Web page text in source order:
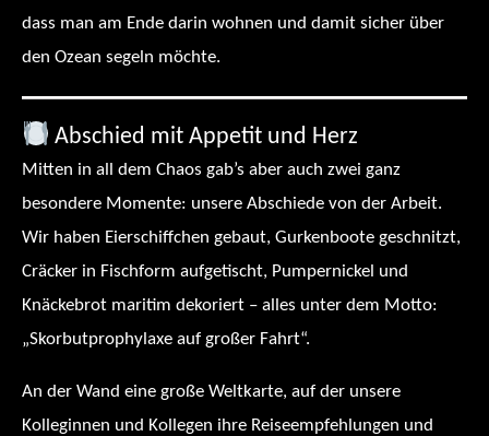
dass man am Ende darin wohnen und damit sicher über
den Ozean segeln möchte.
Abschied mit Appetit und Herz
Mitten in all dem Chaos gab’s aber auch zwei ganz
besondere Momente: unsere Abschiede von der Arbeit.
Wir haben Eierschiffchen gebaut, Gurkenboote geschnitzt,
Cräcker in Fischform aufgetischt, Pumpernickel und
Knäckebrot maritim dekoriert – alles unter dem Motto:
„Skorbutprophylaxe auf großer Fahrt“.
An der Wand eine große Weltkarte, auf der unsere
Kolleginnen und Kollegen ihre Reiseempfehlungen und